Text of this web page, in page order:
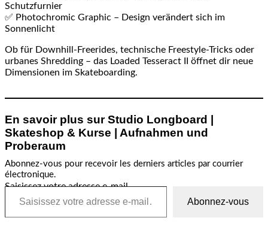
Schutzfurnier
✅ Photochromic Graphic – Design verändert sich im
Sonnenlicht
Ob für Downhill-Freerides, technische Freestyle-Tricks oder
urbanes Shredding – das Loaded Tesseract II öffnet dir neue
Dimensionen im Skateboarding.
En savoir plus sur Studio Longboard |
Skateshop & Kurse | Aufnahmen und
Proberaum
Abonnez-vous pour recevoir les derniers articles par courrier
électronique.
Saisissez votre adresse e-mail…
Abonnez-vous